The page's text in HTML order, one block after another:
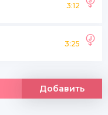
3:12
3:25
Добавить